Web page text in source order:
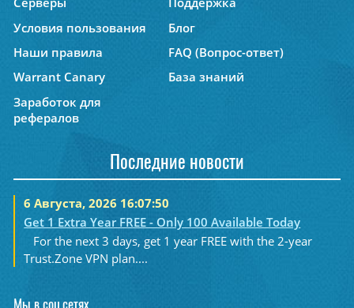
Условия пользования
Блог
Наши правила
FAQ (Вопрос-ответ)
Warrant Canary
База знаний
Заработок для
рефералов
Последние новости
6 Августа, 2026 16:07:50
Get 1 Extra Year FREE - Only 100 Available Today
For the next 3 days, get 1 year FREE with the 2-year
Trust.Zone VPN plan....